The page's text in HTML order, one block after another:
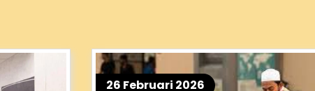
26 Februari 2026